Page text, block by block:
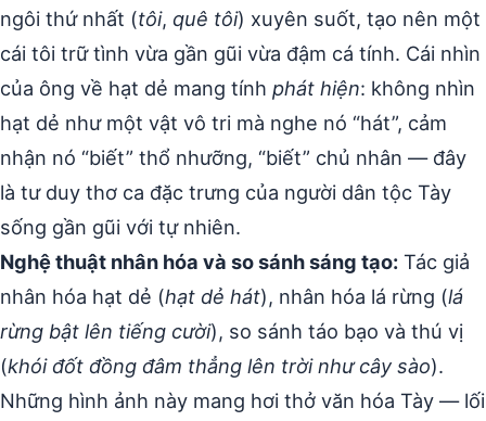
ngôi thứ nhất (tôi, quê tôi) xuyên suốt, tạo nên một
cái tôi trữ tình vừa gần gũi vừa đậm cá tính. Cái nhìn
của ông về hạt dẻ mang tính phát hiện: không nhìn
hạt dẻ như một vật vô tri mà nghe nó “hát”, cảm
nhận nó “biết” thổ nhưỡng, “biết” chủ nhân — đây
là tư duy thơ ca đặc trưng của người dân tộc Tày
sống gần gũi với tự nhiên.
Nghệ thuật nhân hóa và so sánh sáng tạo: Tác giả
nhân hóa hạt dẻ (hạt dẻ hát), nhân hóa lá rừng (lá
rừng bật lên tiếng cười), so sánh táo bạo và thú vị
(khói đốt đồng đâm thẳng lên trời như cây sào).
Những hình ảnh này mang hơi thở văn hóa Tày — lối